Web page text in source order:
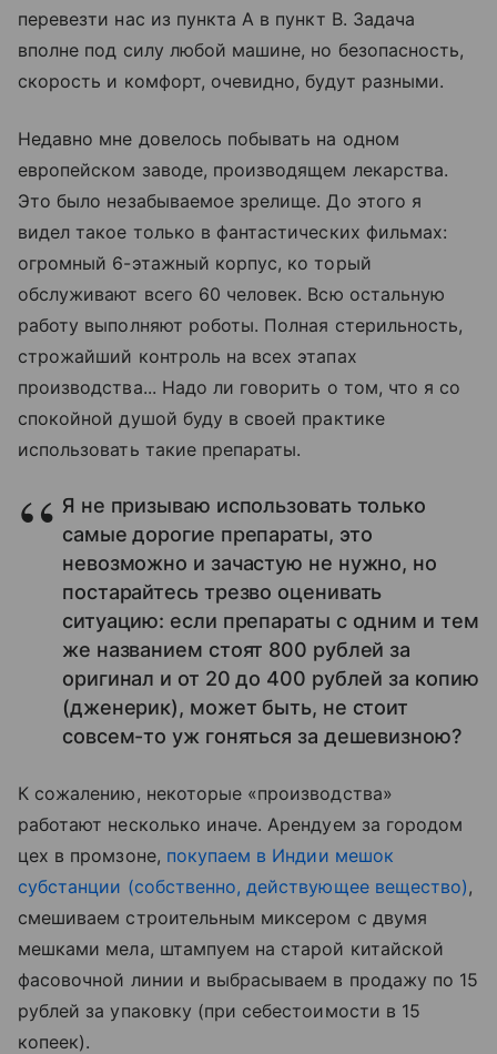
перевезти нас из пункта А в пункт В. Задача
вполне под силу любой машине, но безопасность,
скорость и комфорт, очевидно, будут разными.
Недавно мне довелось побывать на одном
европейском заводе, производящем лекарства.
Это было незабываемое зрелище. До этого я
видел такое только в фантастических фильмах:
огромный 6-этажный корпус, ко торый
обслуживают всего 60 человек. Всю остальную
работу выполняют роботы. Полная стерильность,
строжайший контроль на всех этапах
производства... Надо ли говорить о том, что я со
спокойной душой буду в своей практике
использовать такие препараты.
Я не призываю использовать только
самые дорогие препараты, это
невозможно и зачастую не нужно, но
постарайтесь трезво оценивать
ситуацию: если препараты с одним и тем
же названием стоят 800 рублей за
оригинал и от 20 до 400 рублей за копию
(дженерик), может быть, не стоит
совсем-то уж гоняться за дешевизною?
К сожалению, некоторые «производства»
работают несколько иначе. Арендуем за городом
цех в промзоне, покупаем в Индии мешок
субстанции (собственно, действующее вещество) ,
смешиваем строительным миксером с двумя
мешками мела, штампуем на старой китайской
фасовочной линии и выбрасываем в продажу по 15
рублей за упаковку (при себестоимости в 15
копеек).